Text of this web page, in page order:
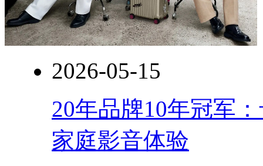
2026-05-15
20年品牌10年冠军
家庭影音体验